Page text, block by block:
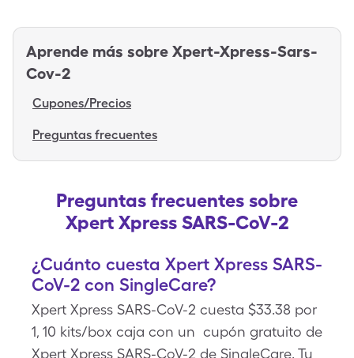
Aprende más sobre Xpert-Xpress-Sars-
Cov-2
Cupones/Precios
Preguntas frecuentes
Preguntas frecuentes sobre
Xpert Xpress SARS-CoV-2
¿Cuánto cuesta Xpert Xpress SARS-
CoV-2 con SingleCare?
Xpert Xpress SARS-CoV-2 cuesta $33.38 por
1, 10 kits/box caja con un cupón gratuito de
Xpert Xpress SARS-CoV-2 de SingleCare. Tu